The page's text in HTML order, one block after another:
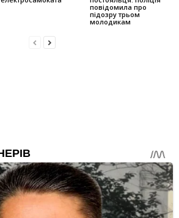
повідомила про
підозру трьом
молодикам